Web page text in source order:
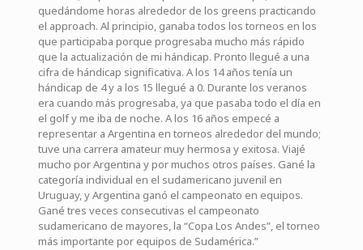
quedándome horas alrededor de los greens practicando
el approach. Al principio, ganaba todos los torneos en los
que participaba porque progresaba mucho más rápido
que la actualización de mi hándicap. Pronto llegué a una
cifra de hándicap significativa. A los 14 años tenía un
hándicap de 4 y a los 15 llegué a 0. Durante los veranos
era cuando más progresaba, ya que pasaba todo el día en
el golf y me iba de noche. A los 16 años empecé a
representar a Argentina en torneos alrededor del mundo;
tuve una carrera amateur muy hermosa y exitosa. Viajé
mucho por Argentina y por muchos otros países. Gané la
categoría individual en el sudamericano juvenil en
Uruguay, y Argentina ganó el campeonato en equipos.
Gané tres veces consecutivas el campeonato
sudamericano de mayores, la “Copa Los Andes”, el torneo
más importante por equipos de Sudamérica.”